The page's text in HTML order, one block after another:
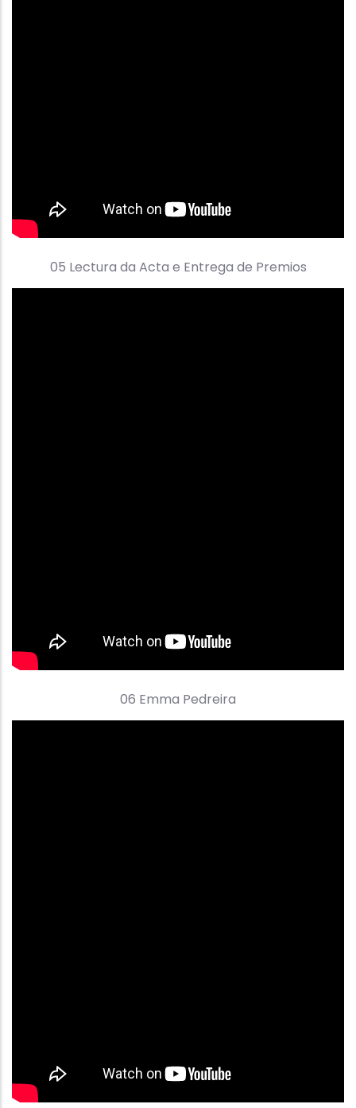
05 Lectura da Acta e Entrega de Premios
06 Emma Pedreira